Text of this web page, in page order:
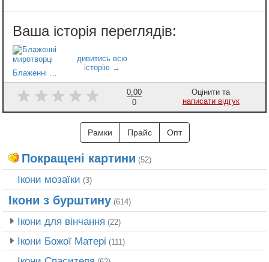
0,00
0
Оцінити та
написати відгук
Рамки Прайс Опт
Покращені картини (52)
Ікони мозаїки (3)
Ікони з бурштину (614)
Ікони для вінчання (22)
Ікони Божої Матері (111)